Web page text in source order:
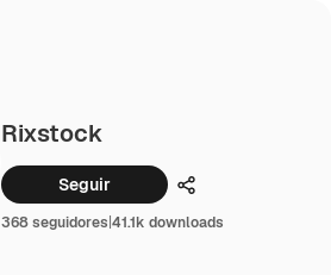
Rixstock
Seguir Compartilhar
368 seguidores|41.1k downloads